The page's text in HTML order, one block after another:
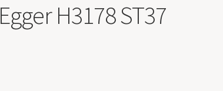
Egger H3178 ST37